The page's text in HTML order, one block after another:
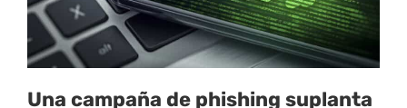
Una campaña de phishing suplanta